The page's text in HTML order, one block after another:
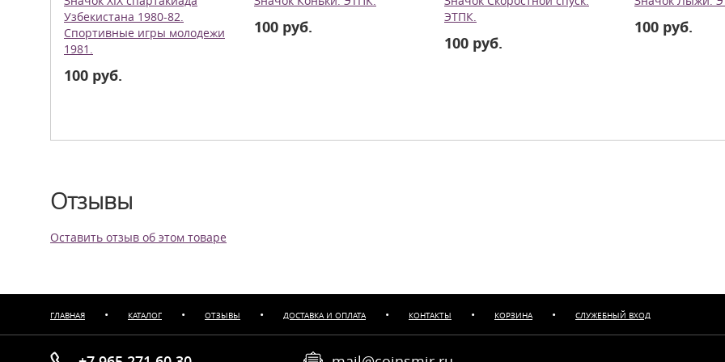
Узбекистана 1980-82.
Спортивные игры молодежи
1981.
100 руб.
100 руб.
ЭТПК.
100 руб.
100 руб.
Отзывы
Оставить отзыв об этом товаре
ГЛАВНАЯ • КАТАЛОГ • ОТЗЫВЫ • ДОСТАВКА И ОПЛАТА • КОНТАКТЫ • КОРЗИНА • СЛУЖЕБНЫЙ ВХОД